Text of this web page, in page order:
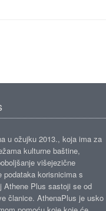
u ožujku 2013., koja ima za
kulturne baštine,
višejezične
podataka korisnicima s
Athene Plus sastoji se od
članice. AthenaPlus je usko